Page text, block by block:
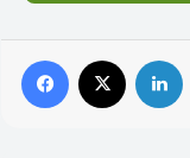
Facebook